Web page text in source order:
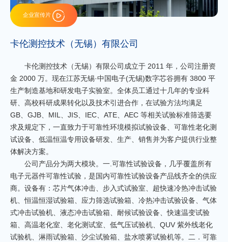
企业宣传片
卡伦测控技术（无锡）有限公司
卡伦测控技术（无锡）有限公司成立于 2011 年，公司注册资
金 2000 万。现在江苏无锡·中国电子(无锡)数字芯谷拥有 3800 平
生产制造基地和研发电子实验室。全体员工通过十几年的专业科
研、高校科研成果转化以及技术引进合作，在试验方法均满足
GB、GJB、MIL、JIS、IEC、ATE、AEC 等相关试验标准筛选要
求及规定下，一直致力于可靠性环境模拟试验设备、可靠性老化测
试设备、低温恒温专用设备研发、生产、销售并为客户提供行业整
体解决方案。
公司产品分为两大模块。一.可靠性试验设备，几乎覆盖所有
电子元器件可靠性试验，是国内可靠性试验设备产品线齐全的供应
商。设备有：芯片气体冲击、步入式试验室、超快速冷热冲击试验
机、恒温恒湿试验箱、应力筛选试验箱、冷热冲击试验设备、气体
式冲击试验机、液态冲击试验箱、耐候试验设备、快速温变试验
箱、高温老化室、老化测试室、低气压试验机、QUV 紫外线老化
试验机、淋雨试验箱、沙尘试验箱、盐水喷雾试验机等。 二．可靠